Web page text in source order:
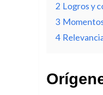
2 Logros y
3
4